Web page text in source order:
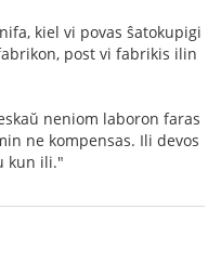
kiel vi povas ŝatokupigi
post vi fabrikis ilin
neniom laboron faras
ne kompensas. Ili devos
kun ili."